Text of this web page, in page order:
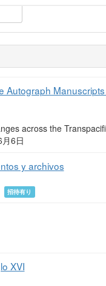
Autograph
across the
6日
y archivos
招待有り
XVI